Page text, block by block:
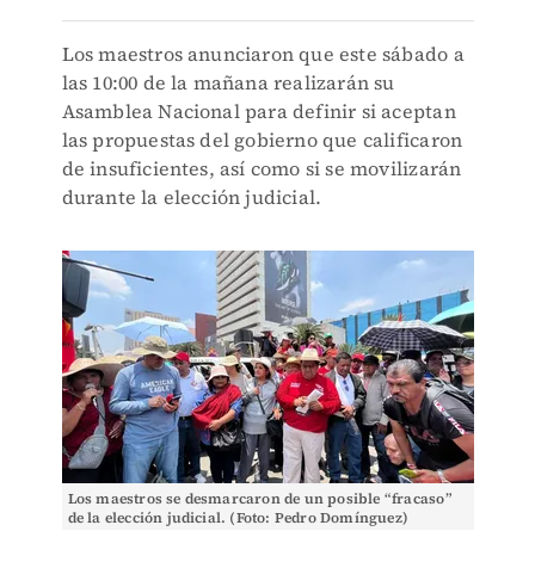
Los maestros anunciaron que este sábado a
las 10:00 de la mañana realizarán su
Asamblea Nacional para definir si aceptan
las propuestas del gobierno que calificaron
de insuficientes, así como si se movilizarán
durante la elección judicial.
Los maestros se desmarcaron de un posible “fracaso”
de la elección judicial. (Foto: Pedro Domínguez)